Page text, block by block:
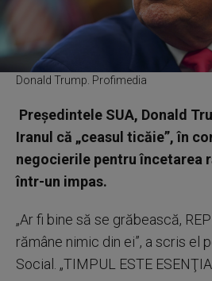
Donald Trump. Profimedia
Preşedintele SUA, Donald
Iranul că „ceasul ticăie”, în
negocierile pentru încetarea
într-un impas.
„Ar fi bine să se grăbească,
rămâne nimic din ei”, a scris el
Social. „TIMPUL ESTE